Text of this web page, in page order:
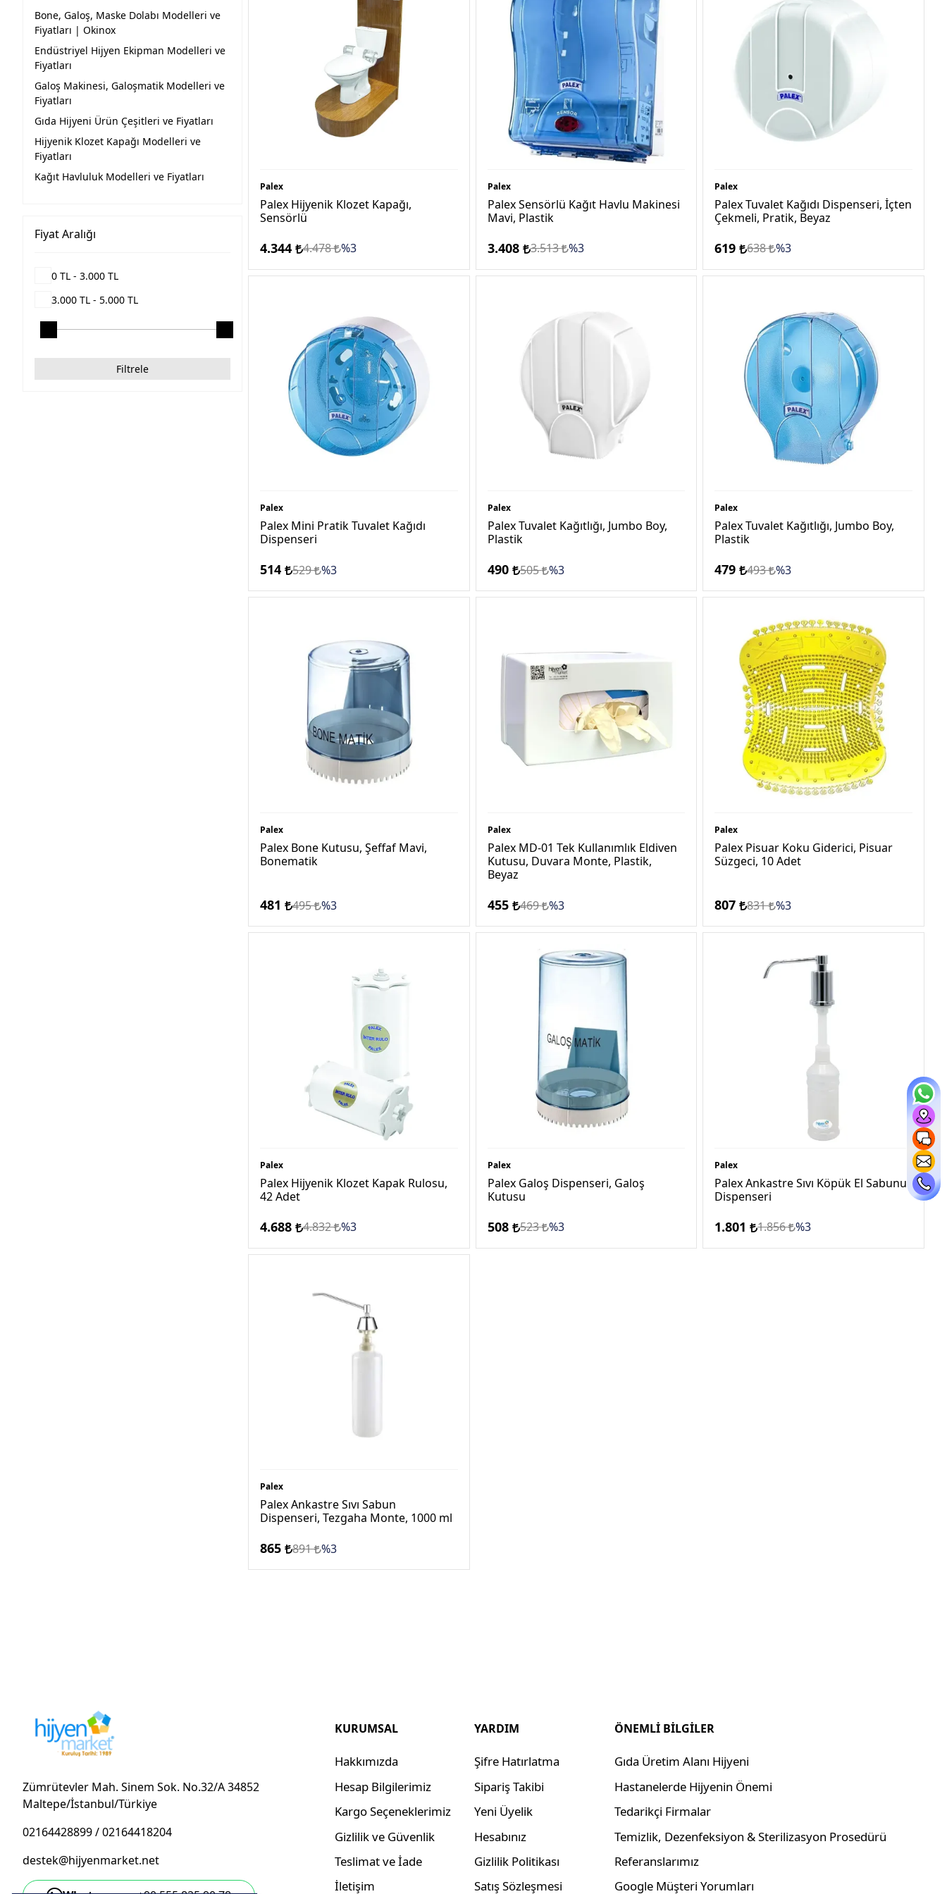
Bone, Galoş, Maske Dolabı Modelleri ve
Fiyatları | Okinox
Endüstriyel Hijyen Ekipman Modelleri ve
Fiyatları
Galoş Makinesi, Galoşmatik Modelleri ve
Fiyatları
Gıda Hijyeni Ürün Çeşitleri ve Fiyatları
Hijyenik Klozet Kapağı Modelleri ve
Fiyatları
Kağıt Havluluk Modelleri ve Fiyatları
Sıvı Sabunluk Modelleri ve Fiyatları
Tuvalet Kağıtlık
Fiyat Aralığı
0 TL - 3.000 TL
3.000 TL - 5.000 TL
Filtrele
Palex
Palex Hijyenik Klozet Kapağı,
Sensörlü
4.344 4.478 %3
Palex
Palex Sensörlü Kağıt Havlu Makinesi
Mavi, Plastik
3.408 3.513 %3
Palex
Palex Tuvalet Kağıdı Dispenseri, İçten
Çekmeli, Pratik, Beyaz
619 638 %3
Palex
Palex Mini Pratik Tuvalet Kağıdı
Dispenseri
514 529 %3
Palex
Palex Tuvalet Kağıtlığı, Jumbo Boy,
Plastik
490 505 %3
Palex
Palex Tuvalet Kağıtlığı, Jumbo Boy,
Plastik
479 493 %3
Palex
Palex Bone Kutusu, Şeffaf Mavi,
Bonematik
481 495 %3
Palex
Palex MD-01 Tek Kullanımlık Eldiven
Kutusu, Duvara Monte, Plastik,
Beyaz
455 469 %3
Palex
Palex Pisuar Koku Giderici, Pisuar
Süzgeci, 10 Adet
807 831 %3
Palex
Palex Hijyenik Klozet Kapak Rulosu,
42 Adet
4.688 4.832 %3
Palex
Palex Galoş Dispenseri, Galoş
Kutusu
508 523 %3
Palex
Palex Ankastre Sıvı Köpük El Sabunu
Dispenseri
1.801 1.856 %3
Palex
Palex Ankastre Sıvı Sabun
Dispenseri, Tezgaha Monte, 1000 ml
865 891 %3
Zümrütevler Mah. Sinem Sok. No.32/A 34852
Maltepe/İstanbul/Türkiye
02164428899/02164418204
destek@hijyenmarket.net
KURUMSAL
Hakkımızda
Hesap Bilgilerimiz
Kargo Seçeneklerimiz
Gizlilik ve Güvenlik
Teslimat ve İade
İletişim
YARDIM
Şifre Hatırlatma
Sipariş Takibi
Yeni Üyelik
Hesabınız
Gizlilik Politikası
Satış Sözleşmesi
ÖNEMLİ BİLGİLER
Gıda Üretim Alanı Hijyeni
Hastanelerde Hijyenin Önemi
Tedarikçi Firmalar
Temizlik, Dezenfeksiyon & Sterilizasyon Prosedürü
Referanslarımız
Google Müşteri Yorumları